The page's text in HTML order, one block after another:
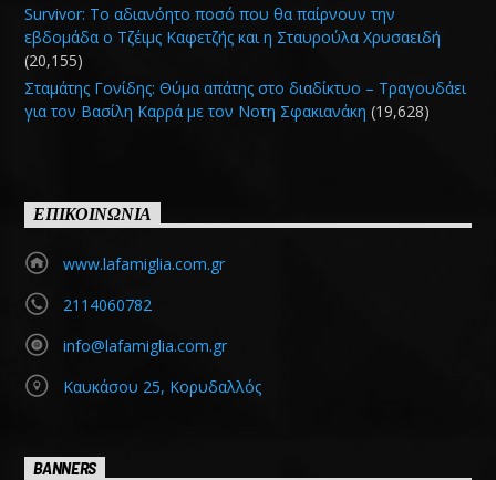
Survivor: Το αδιανόητο ποσό που θα παίρνουν την
εβδομάδα ο Τζέιμς Καφετζής και η Σταυρούλα Χρυσαειδή
(20,155)
Σταμάτης Γονίδης: Θύμα απάτης στο διαδίκτυο – Τραγουδάει
για τον Βασίλη Καρρά με τον Νοτη Σφακιανάκη (19,628)
ΕΠΙΚΟΙΝΩΝΙΑ
www.lafamiglia.com.gr
2114060782
info@lafamiglia.com.gr
Καυκάσου 25, Κορυδαλλός
BANNERS